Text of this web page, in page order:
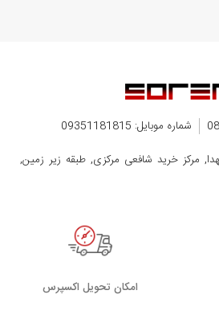
شماره موبایل: 09351181815
مرکز خرید شافعی مرکزی, طبقه زیر زمین,
اﻣﮑﺎن ﺗﺤﻮﯾﻞ اﮐﺴﭙﺮس